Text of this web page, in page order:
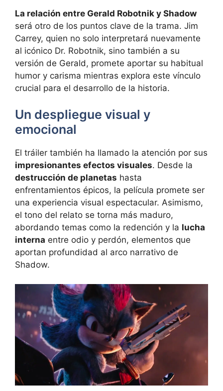
La relación entre Gerald Robotnik y Shadow
será otro de los puntos clave de la trama. Jim
Carrey, quien no solo interpretará nuevamente
al icónico Dr. Robotnik, sino también a su
versión de Gerald, promete aportar su habitual
humor y carisma mientras explora este vínculo
crucial para el desarrollo de la historia.
Un despliegue visual y
emocional
El tráiler también ha llamado la atención por sus
impresionantes efectos visuales. Desde la
destrucción de planetas hasta
enfrentamientos épicos, la película promete ser
una experiencia visual espectacular. Asimismo,
el tono del relato se torna más maduro,
abordando temas como la redención y la lucha
interna entre odio y perdón, elementos que
aportan profundidad al arco narrativo de
Shadow.